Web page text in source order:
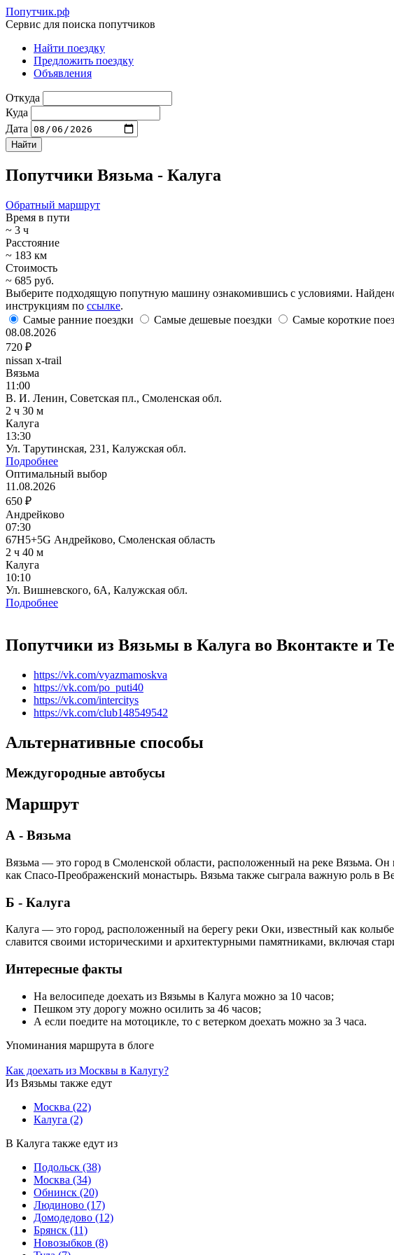
Попутчик.рф
Сервис для поиска попутчиков
Найти поездку
Предложить поездку
Объявления
Откуда
Куда
Дата
Попутчики Вязьма - Калуга
Обратный маршрут
Время в пути
~ 3 ч
Расстояние
~ 183 км
Стоимость
~ 685 руб.
Выберите подходящую попутную машину ознакомившись с условиями. Найдено
инструкциям по ссылке.
Самые ранние поездки
Самые дешевые поездки
Самые короткие
08.08.2026
720 ₽
nissan x-trail
Вязьма
11:00
В. И. Ленин, Советская пл., Смоленская обл.
2 ч 30 м
Калуга
13:30
Ул. Тарутинская, 231, Калужская обл.
Подробнее
Оптимальный выбор
11.08.2026
650 ₽
Андрейково
07:30
67H5+5G Андрейково, Смоленская область
2 ч 40 м
Калуга
10:10
Ул. Вишневского, 6А, Калужская обл.
Подробнее
Попутчики из Вязьмы в Калуга во Вконтакте и
https://vk.com/vyazmamoskva
https://vk.com/po_puti40
https://vk.com/intercitys
https://vk.com/club148549542
Альтернативные способы
Междугородные автобусы
Маршрут
А - Вязьма
Вязьма — это город в Смоленской области, расположенный на реке Вязьма.
как Спасо-Преображенский монастырь. Вязьма также сыграла важную роль в
Б - Калуга
Калуга — это город, расположенный на берегу реки Оки, известный как
славится своими историческими и архитектурными памятниками, включая
Интересные факты
На велосипеде доехать из Вязьмы в Калуга можно за 10 часов;
Пешком эту дорогу можно осилить за 46 часов;
А если поедите на мотоцикле, то с ветерком доехать можно за 3 часа.
Упоминания маршрута в блоге
Как доехать из Москвы в Калугу?
Из Вязьмы также едут
Москва (22)
Калуга (2)
В Калуга также едут из
Подольск (38)
Москва (34)
Обнинск (20)
Людиново (17)
Домодедово (12)
Брянск (11)
Новозыбков (8)